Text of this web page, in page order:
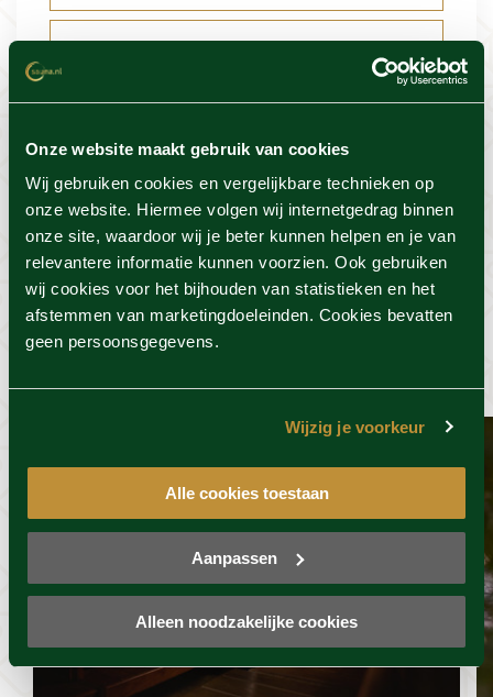
Onze website maakt gebruik van cookies
Wij gebruiken cookies en vergelijkbare technieken op
onze website. Hiermee volgen wij internetgedrag binnen
onze site, waardoor wij je beter kunnen helpen en je van
relevantere informatie kunnen voorzien. Ook gebruiken
wij cookies voor het bijhouden van statistieken en het
afstemmen van marketingdoeleinden. Cookies bevatten
geen persoonsgegevens.
Wijzig je voorkeur
Alle cookies toestaan
Aanpassen
Alleen noodzakelijke cookies
Voorwaarden
Dit vind je misschien ook